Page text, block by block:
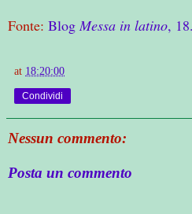
Fonte: BlogMessa in latino,
at 18:20:00
Condividi
Nessun commento:
Posta un commento